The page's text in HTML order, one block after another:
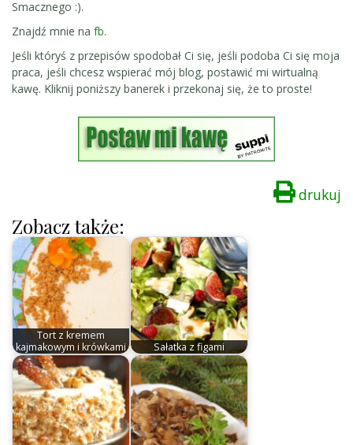
Smacznego :).
Znajdź mnie na fb.
Jeśli któryś z przepisów spodobał Ci się, jeśli podoba Ci się moja
praca, jeśli chcesz wspierać mój blog, postawić mi wirtualną
kawę. Kliknij poniższy banerek i przekonaj się, że to proste!
drukuj
Zobacz także:
Tort z kremem
kajmakowym i krówkami
Sałatka z figami